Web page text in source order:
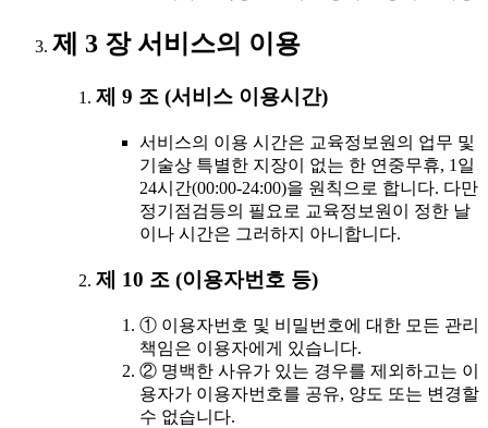
제 3 장 서비스의 이용
제 9 조 (서비스 이용시간)
서비스의 이용 시간은 교육정보원의 업무 및
기술상 특별한 지장이 없는 한 연중무휴, 1일
24시간(00:00-24:00)을 원칙으로 합니다. 다만
정기점검등의 필요로 교육정보원이 정한 날
이나 시간은 그러하지 아니합니다.
제 10 조 (이용자번호 등)
① 이용자번호 및 비밀번호에 대한 모든 관리
책임은 이용자에게 있습니다.
② 명백한 사유가 있는 경우를 제외하고는 이
용자가 이용자번호를 공유, 양도 또는 변경할
수 없습니다.